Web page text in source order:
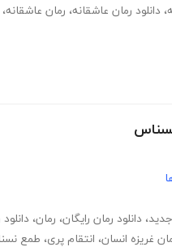
، دانلود رمان عاشقانه، رمان عاشقانه،
، دانلود رمان رایگان، رمان،